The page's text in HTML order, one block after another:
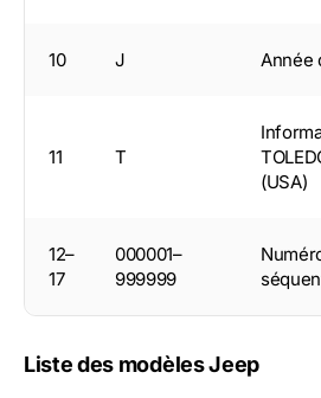
10 J Année
11 T
(USA)
12–
17
000001–
999999
Liste des modèles Jeep